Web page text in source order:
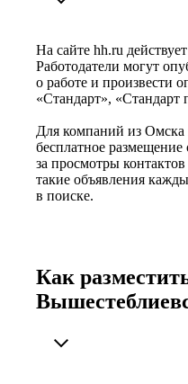
На сайте hh.ru
Работодатели могут
о работе и произвести
«Стандарт»,
Для компаний из Омска
бесплатное размещение
за просмотры
такие объявления
в поиске.
Как